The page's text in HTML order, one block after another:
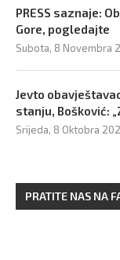
PRESS saznaje:
Gore, pogledajte
Subota, 8 Novembra
Jevto
stanju, Bošković:
Srijeda, 8 Oktobra
PRATITE NAS NA